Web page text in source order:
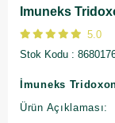
Imuneks
5.0
Stok Kodu
İmuneks
Ürün Açıklaması: